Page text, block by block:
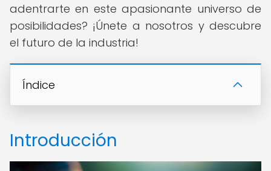
adentrarte en este apasionante universo de
posibilidades? ¡Únete a nosotros y descubre
el futuro de la industria!
Índice
Introducción